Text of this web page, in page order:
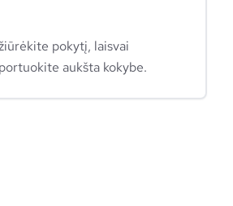
pokytį, laisvai
aukšta kokybe.